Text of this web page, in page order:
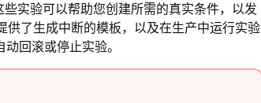
实验可以帮助您创建所需的真实条件，以发
供了生成中断的模板，以及在生产中运行实验
回滚或停止实验。